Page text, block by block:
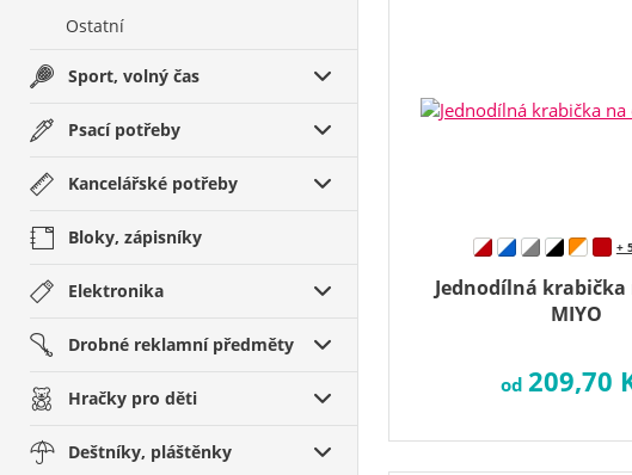
Ostatní
Sport, volný čas
Psací potřeby
Kancelářské potřeby
Bloky, zápisníky
Elektronika
Drobné reklamní předměty
Hračky pro děti
Deštníky, pláštěnky
Jednodílná krabička
MIYO
+
od209,70